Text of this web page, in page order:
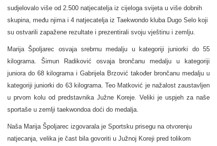
sudjelovalo više od 2.500 natjecatelja iz cijeloga svijeta u više dobnih
skupina, među njima i 4 natjecatelja iz Taekwondo kluba Dugo Selo koji
su ostvarili zapažene rezultate i prezentirali svoju vještinu i zemlju.
Marija Špoljarec osvaja srebrnu medalju u kategoriji juniorki do 55
kilograma. Šimun Radiković osvaja brončanu medalju u kategoriji
juniora do 68 kilograma i Gabrijela Brzović također brončanu medalju u
kategoriji juniorki do 63 kilograma. Teo Matković je nažalost zaustavljen
u prvom kolu od predstavnika Južne Koreje. Veliki je uspjeh za naše
sportaše u zemlji taekwondoa doći do medalja.
Naša Marija Špoljarec izgovarala je Sportsku prisegu na otvorenju
natjecanja, velika je čast bila govoriti u Južnoj Koreji pred tolikom